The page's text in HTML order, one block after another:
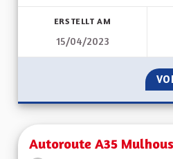
ERSTELLT AM
15/04/2023
Autoroute A35